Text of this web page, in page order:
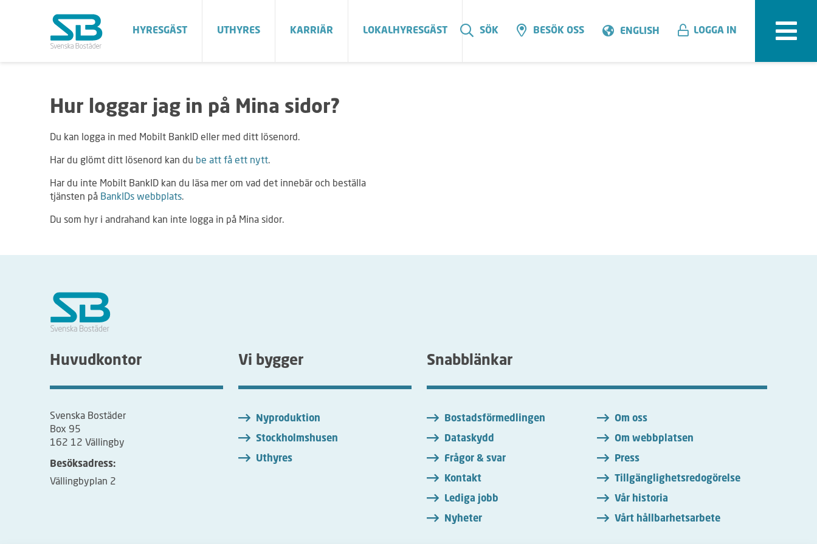
HYRESGÄST UTHYRES KARRIÄR LOKALHYRESGÄST SÖK BESÖK OSS ENGLISH LOGGA IN
Hur loggar jag in på Mina sidor?
Du kan logga in med Mobilt BankID eller med ditt lösenord.
Har du glömt ditt lösenord kan du be att få ett nytt.
Har du inte Mobilt BankID kan du läsa mer om vad det innebär och beställa
tjänsten på BankIDs webbplats.
Du som hyr i andrahand kan inte logga in på Mina sidor.
Huvudkontor
Svenska Bostäder
Box 95
162 12 Vällingby
Besöksadress:
Vällingbyplan 2
Vi bygger
Nyproduktion
Stockholmshusen
Uthyres
Snabblänkar
Bostadsförmedlingen
Dataskydd
Frågor & svar
Kontakt
Lediga jobb
Nyheter
Om oss
Om webbplatsen
Press
Tillgänglighetsredogörelse
Vår historia
Vårt hållbarhetsarbete